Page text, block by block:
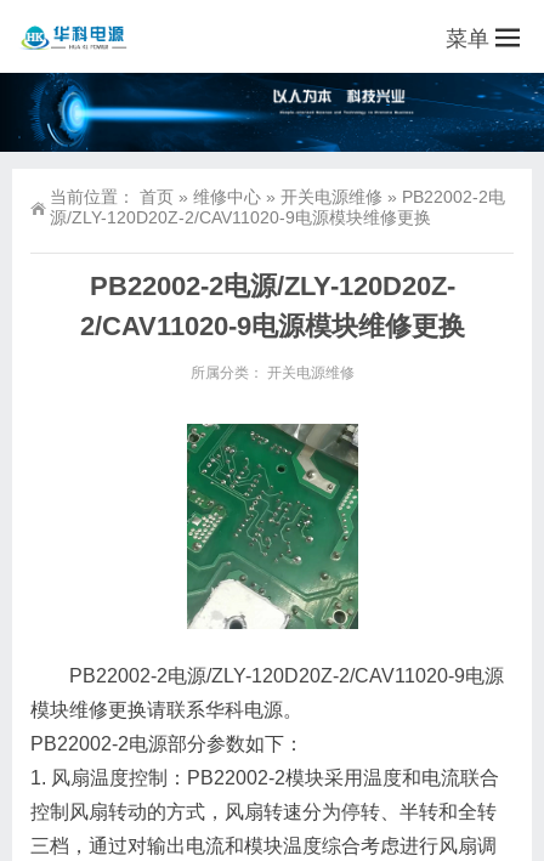
菜单
当前位置： 首页 » 维修中心 » 开关电源维修 » PB22002-2电
源/ZLY-120D20Z-2/CAV11020-9电源模块维修更换
PB22002-2电源/ZLY-120D20Z-
2/CAV11020-9电源模块维修更换
所属分类： 开关电源维修
PB22002-2电源/ZLY-120D20Z-2/CAV11020-9电源
模块维修更换请联系华科电源。
PB22002-2电源部分参数如下：
1. 风扇温度控制：PB22002-2模块采用温度和电流联合
控制风扇转动的方式，风扇转速分为停转、半转和全转
三档，通过对输出电流和模块温度综合考虑进行风扇调